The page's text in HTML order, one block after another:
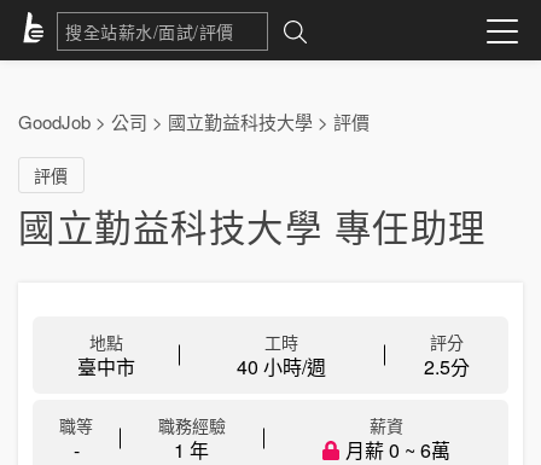
GoodJob > 公司 > 國立勤益科技大學 > 評價
評價
國立勤益科技大學 專任助理
地點
臺中市
工時
40 小時/週
評分
2.5分
職等
-
職務經驗
1 年
薪資
月薪 0 ~ 6萬